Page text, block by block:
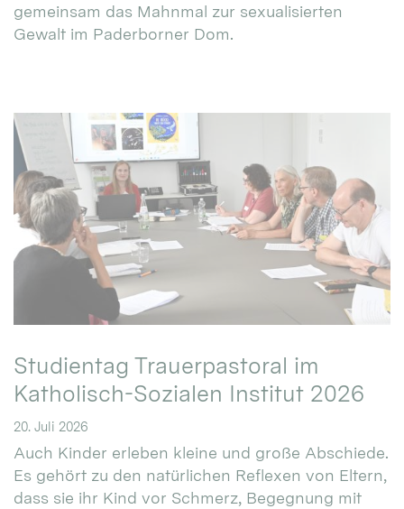
gemeinsam das Mahnmal zur sexualisierten
Gewalt im Paderborner Dom.
Studientag Trauerpastoral im
Katholisch-Sozialen Institut 2026
20. Juli 2026
Auch Kinder erleben kleine und große Abschiede.
Es gehört zu den natürlichen Reflexen von Eltern,
dass sie ihr Kind vor Schmerz, Begegnung mit